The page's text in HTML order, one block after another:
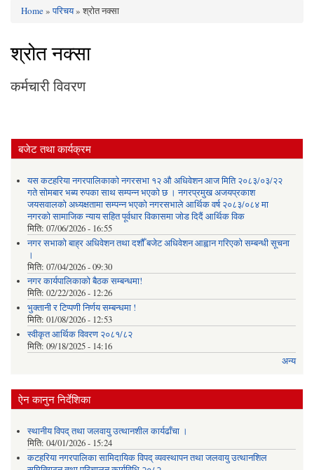
Home»परिचय» श्रोत नक्सा
श्रोत नक्सा
कर्मचारी विवरण
बजेट तथा कार्यक्रम
यस कटहरिया नगरपालिकाको नगरसभा १२ औ अधिवेशन आज मिति २०८३/०३/२२
गते सोमबार भब्य रुपका साथ सम्पन्न भएको छ । नगरप्रमुख अजयप्रकाश
जयसवालको अध्यक्षतामा सम्पन्न भएको नगरसभाले आर्थिक वर्ष २०८३/०८४ मा
नगरको सामाजिक न्याय सहित पूर्वधार विकासमा जोड दिदैं आर्थिक विक
मिति: 07/06/2026 - 16:55
नगर सभाको बाह्र अधिवेशन तथा दशौँ बजेट अधिवेशन आह्वान गरिएको सम्बन्धी सूचना
।
मिति: 07/04/2026 - 09:30
नगर कार्यपालिकाको बैठक सम्बन्धमा!
मिति: 02/22/2026 - 12:26
भुक्तानी र टिप्पणी निर्णय सम्बन्धमा !
मिति: 01/08/2026 - 12:53
स्वीकृत आर्थिक विवरण २०८१/८२
मिति: 09/18/2025 - 14:16
अन्य
ऐन कानुन निर्देशिका
स्थानीय विपद् तथा जलवायु उत्थानशील कार्यढाँचा ।
मिति: 04/01/2026 - 15:24
कटहरिया नगरपालिका सामिदायिक विपद् व्यवस्थापन तथा जलवायु उत्थानशिल